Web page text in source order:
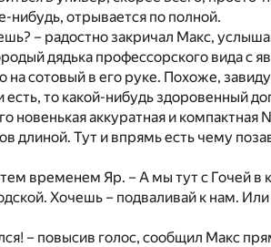
нибудь, отрывается по полной.
– радостно закричал Макс,
дядька профессорского вида с
на сотовый в его руке. Похоже,
есть, то какой-нибудь здоровенный
новенькая аккуратная и компактная
длиной. Тут и впрямь есть чему
временем Яр. – А мы тут с Гочей в
Хочешь – подваливай к нам.
– повысив голос, сообщил Макс